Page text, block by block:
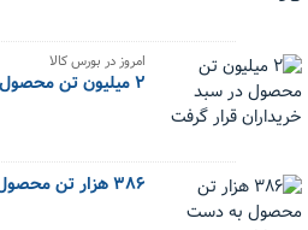
امروز در بورس کالا
۲ میلیون تن محصول در سبد خریداران قرار گرفت
۳۸۶ هزار تن محصول به دست خریداران رسید